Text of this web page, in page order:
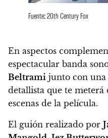
Fuente: 20th Century Fox
En aspectos
espectacular banda
Beltrami junto con
detallista que te meterá
escenas de la película.
El guión realizado por